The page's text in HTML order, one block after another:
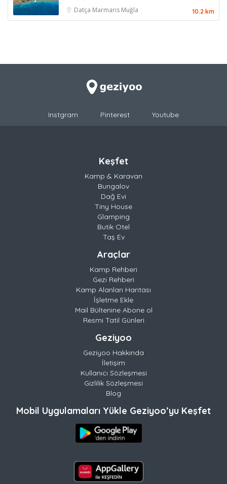
Datça Marmaris Muğla 10.2 km
Instgram Pinterest Youtube
Keşfet
Kamp & Karavan
Bungalov
Dağ Evi
Tiny House
Glamping
Butik Otel
Taş Ev
Araçlar
Kamp Rehberi
Gezi Rehberi
Kamp Alanları Haritası
İşletme Ekle
Mail Bültenine Abone ol
Resmi Tatil Günleri
Geziyoo
Geziyoo Hakkında
İletişim
Kullanıcı Sözleşmesi
Gizlilik Sözleşmesi
Blog
Mobil Uygulamaları Yükle Geziyoo’yu Keşfet